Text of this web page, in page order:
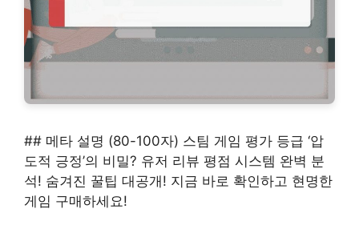
## 메타 설명 (80-100자) 스팀 게임 평가 등급 ‘압
도적 긍정’의 비밀? 유저 리뷰 평점 시스템 완벽 분
석! 숨겨진 꿀팁 대공개! 지금 바로 확인하고 현명한
게임 구매하세요!